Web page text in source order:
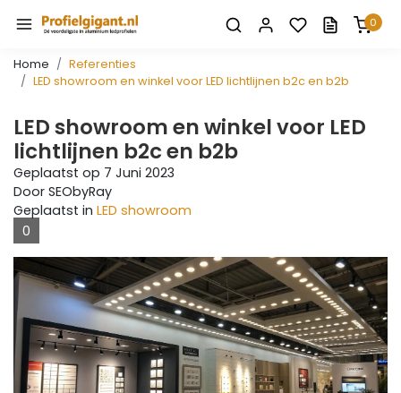
0
Home
Referenties
LED showroom en winkel voor LED lichtlijnen b2c en b2b
LED showroom en winkel voor LED
lichtlijnen b2c en b2b
Geplaatst op 7 Juni 2023
Door SEObyRay
Geplaatst in LED showroom
0